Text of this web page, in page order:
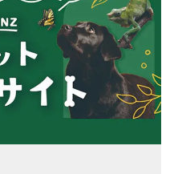
たり目詰まりすると、ろ過能
す。ろ過材は定期的に飼育水
たは新しいものと交換してく
に1回の交換を目安にしてく
過材の交換と水換えは数日あ
ださい。